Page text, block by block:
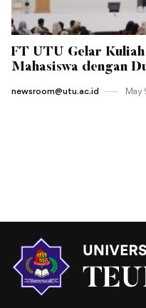
FT UTU Gelar
Mahasiswa dengan
newsroom@utu.ac.id May